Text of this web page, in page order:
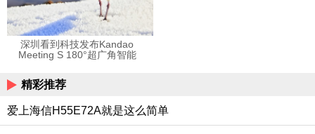
深圳看到科技发布Kandao
Meeting S 180°超广角智能
精彩推荐
爱上海信H55E72A就是这么简单